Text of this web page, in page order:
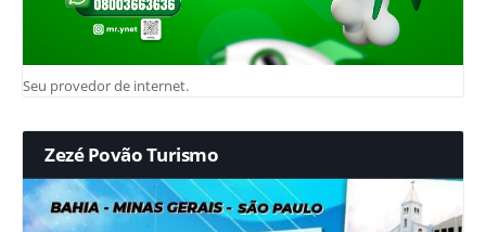
Seu provedor de internet.
Zezé Povão Turismo